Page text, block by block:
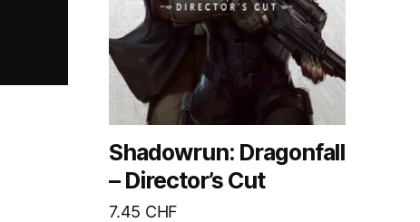
Shadowrun: Dragonfall
– Director’s Cut
7.45 CHF